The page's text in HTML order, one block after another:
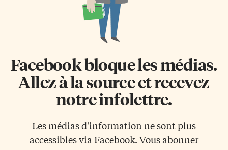
Facebook bloque les médias.
Allez à la source et recevez
notre infolettre.
Les médias d'information ne sont plus
accessibles via Facebook. Vous abonner